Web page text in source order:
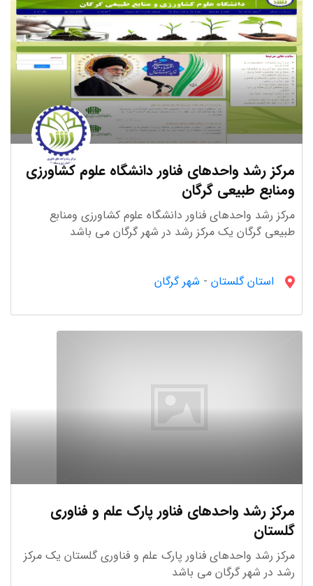
مرکز رشد واحدهای فناور دانشگاه علوم کشاورزی
ومنابع طبیعی گرگان
مرکز رشد واحدهای فناور دانشگاه علوم کشاورزی ومنابع
طبیعی گرگان یک مرکز رشد در شهر گرگان می باشد
استان گلستان - شهر گرگان
مرکز رشد واحدهای فناور پارک علم و فناوری
گلستان
مرکز رشد واحدهای فناور پارک علم و فناوری گلستان یک مرکز
رشد در شهر گرگان می باشد